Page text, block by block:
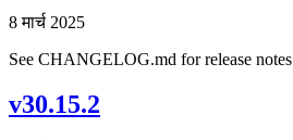
8 मार्च 2025
See CHANGELOG.md for release notes
v30.15.2